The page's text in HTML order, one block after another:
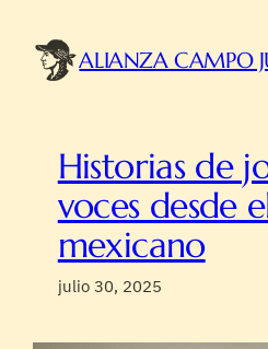
contenidoALIANZA CAMPO
Historias de
voces desde
mexicano
julio 30, 2025